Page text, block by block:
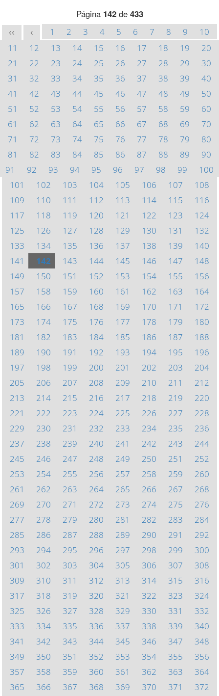
Página 142de 433
<< < 1 2 3 4 5 6 7 8 9
10
11
12 13 14 15 16 17 18 19
20
21
22 23 24 25 26 27 28 29
30
31
32 33 34 35 36 37 38 39
40
41
42 43 44 45 46 47 48 49
50
51
52 53 54 55 56 57 58 59
60
61
62 63 64 65 66 67 68 69
70
71
72 73 74 75 76 77 78 79
80
81
82 83 84 85 86 87 88 89
90
91
92 93 94 95 96 97 98 99
100
101
102 103 104 105 106 107
108
109
110 111 112 113 114 115
116
117
118 119 120 121 122 123
124
125
126 127 128 129 130 131
132
133
134 135 136 137 138 139
140
141
142 143 144 145 146 147
148
149
150 151 152 153 154 155
156
157
158 159 160 161 162 163
164
165
166 167 168 169 170 171
172
173
174 175 176 177 178 179
180
181
182 183 184 185 186 187
188
189
190 191 192 193 194 195
196
197
198 199 200 201 202 203
204
205
206 207 208 209 210 211
212
213
214 215 216 217 218 219
220
221
222 223 224 225 226 227
228
229
230 231 232 233 234 235
236
237
238 239 240 241 242 243
244
245
246 247 248 249 250 251
252
253
254 255 256 257 258 259
260
261
262 263 264 265 266 267
268
269
270 271 272 273 274 275
276
277
278 279 280 281 282 283
284
285
286 287 288 289 290 291
292
293
294 295 296 297 298 299
300
301
302 303 304 305 306 307
308
309
310 311 312 313 314 315
316
317
318 319 320 321 322 323
324
325
326 327 328 329 330 331
332
333
334 335 336 337 338 339
340
341
342 343 344 345 346 347
348
349
350 351 352 353 354 355
356
357
358 359 360 361 362 363
364
365
366 367 368 369 370 371 372